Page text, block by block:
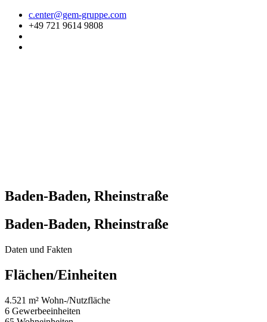
Zum
Inhalt
springen
c.enter@gem-gruppe.com
+49 721 9614 9808
Baden-Baden, Rheinstraße
Baden-Baden, Rheinstraße
Daten und Fakten
Flächen/Einheiten
4.521 m² Wohn-/Nutzfläche
6 Gewerbeeinheiten